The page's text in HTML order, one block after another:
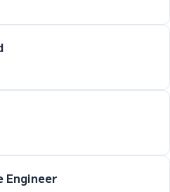
Engineer